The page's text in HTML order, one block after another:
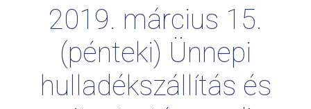
Ügyfélszolgálat2019. március 15.
(pénteki) Ünnepi
hulladékszállítás és